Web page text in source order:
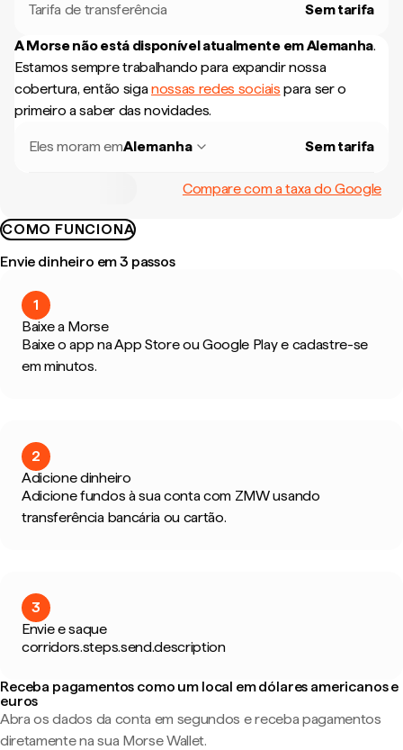
Tarifa de transferência Sem tarifa
A Morse não está disponível atualmente emAlemanha.
Estamos sempre trabalhando para expandir nossa
cobertura, então siganossas redes sociais para ser o
primeiro a saber das novidades.
Eles moram emAlemanha Sem tarifa
Compare com a taxa do Google
COMO FUNCIONA
Envie dinheiro em 3 passos
1
Baixe a Morse
Baixe o app na App Store ou Google Play e cadastre-se
em minutos.
2
Adicione dinheiro
Adicione fundos à sua conta com ZMW usando
transferência bancária ou cartão.
3
Envie e saque
corridors.steps.send.description
Receba pagamentos como um local em dólares americanos e
euros
Abra os dados da conta em segundos e receba pagamentos
diretamente na sua Morse Wallet.